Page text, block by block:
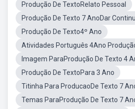
Produção De TextoRelato Pessoal
Produção De Texto 7 AnoDar
Produção De Texto4º Ano
Atividades Português 4Ano
Imagem ParaProdução De Texto 4
Produção De TextoPara 3 Ano
Titinha Para ProducaoDe Texto 7
Temas ParaProdução De Texto 7